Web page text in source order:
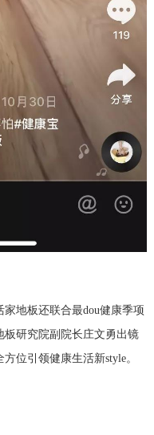
地板还联合最dou健康季项
板研究院副院长庄文勇出镜
位引领健康生活新style。